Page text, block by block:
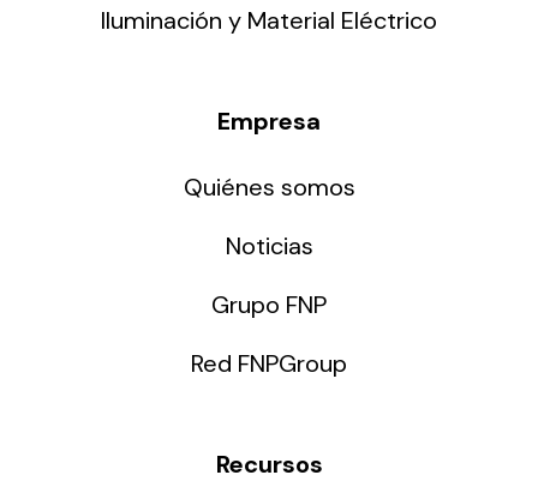
Iluminación y Material Eléctrico
Empresa
Quiénes somos
Noticias
Grupo FNP
Red FNPGroup
Recursos